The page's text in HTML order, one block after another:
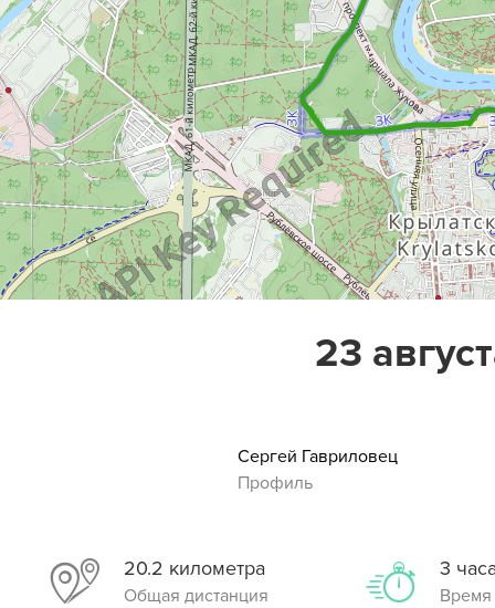
23
Сергей Гавриловец
Профиль
20.2 километра
Общая дистанция
3